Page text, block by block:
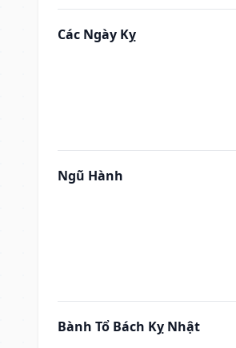
Các Ngày Kỵ
Ngũ Hành
Bành Tổ Bách Kỵ Nhật